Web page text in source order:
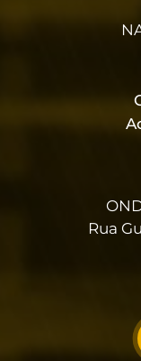
Rua